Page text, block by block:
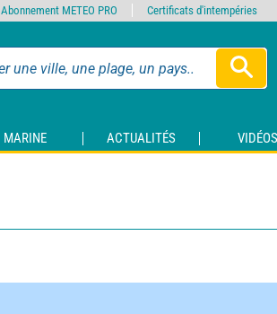
MARINE ACTUALITÉS VIDÉOS
Abonnement METEO PRO Certificats d'intempéries